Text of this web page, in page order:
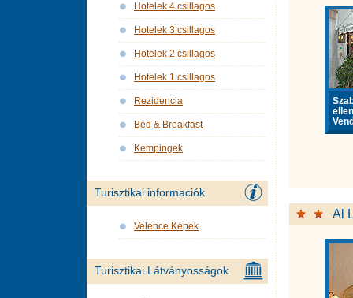
Al
Hotelek 4 csillagos
Hotelek 3 csillagos
Hotelek 2 csillagos
Hotelek 1 csillagos
Rezidencia
Bed & Breakfast
Kempingek
Turisztikai informaciók
Velence Képek
Turisztikai Látványosságok